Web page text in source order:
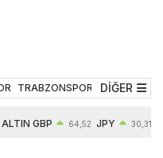
TRABZONSPOR TEKNOLOJİ
DİĞER
GBP 64,52 JPY 30,31